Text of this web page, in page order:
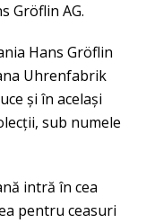
Gröflin AG.
Hans Gröflin
Uhrenfabrik
şi în acelaşi
sub numele
intră în cea
pentru ceasuri